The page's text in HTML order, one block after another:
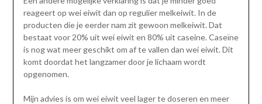
reageert op wei eiwit dan op regulier melkeiwit. In de
producten die je eerder nam zit gewoon melkeiwit. Dat
bestaat voor 20% uit wei eiwit en 80% uit caseine. Caseïne
is nog wat meer geschikt om af te vallen dan wei eiwit. Dit
komt doordat het langzamer door je lichaam wordt
opgenomen.
Mijn advies is om wei eiwit veel lager te doseren en meer